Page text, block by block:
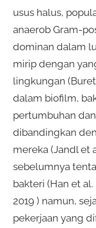
usus halus,
anaerob Gram-
dominan dalam
mirip dengan
lingkungan
dalam biofilm,
pertumbuhan
dibandingkan
mereka (Jandl et
sebelumnya
bakteri (Han et
2019 ) namun,
pekerjaan yang